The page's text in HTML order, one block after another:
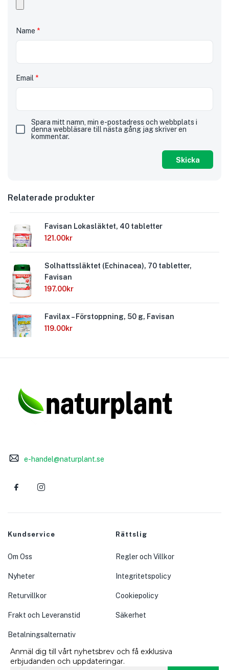
Name *
Email *
Spara mitt namn, min e-postadress och webbplats i
denna webbläsare till nästa gång jag skriver en
kommentar.
Relaterade produkter
Favisan Lokasläktet, 40 tabletter
121.00kr
Solhattssläktet (Echinacea), 70 tabletter,
Favisan
197.00kr
Favilax – Förstoppning, 50 g, Favisan
119.00kr
e-handel@naturplant.se
Kundservice
Om Oss
Nyheter
Returvillkor
Frakt och Leveranstid
Betalningsalternativ
Rättslig
Regler och Villkor
Integritetspolicy
Cookiepolicy
Säkerhet
Anmäl dig till vårt nyhetsbrev och få exklusiva
erbjudanden och uppdateringar.